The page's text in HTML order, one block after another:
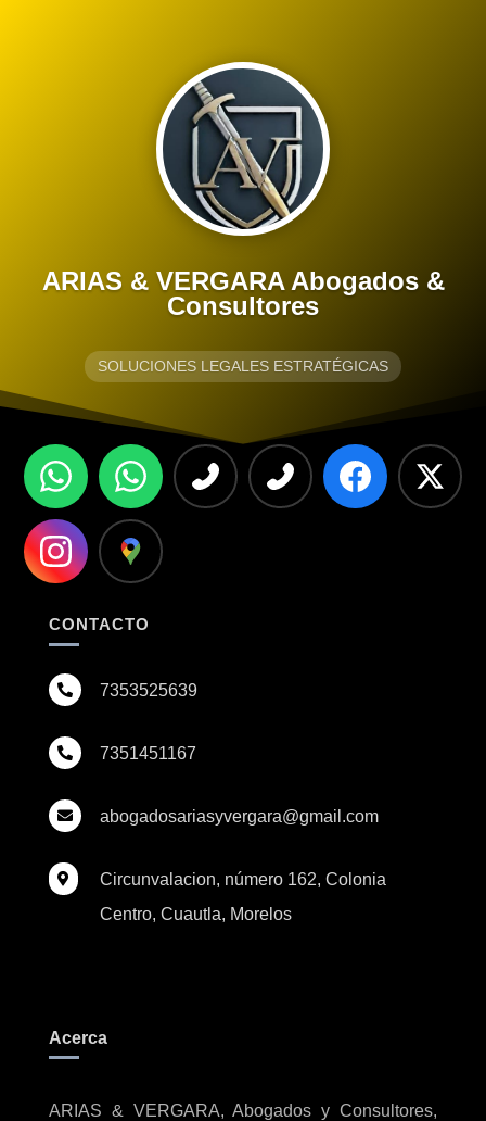
ARIAS & VERGARA Abogados &
Consultores
SOLUCIONES LEGALES ESTRATÉGICAS
CONTACTO
 7353525639
 7351451167
 abogadosariasyvergara@gmail.com

Circunvalacion, número 162, Colonia
Centro, Cuautla, Morelos
Acerca
ARIAS & VERGARA, Abogados y Consultores,